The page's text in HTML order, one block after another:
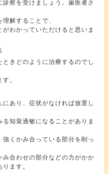
察を受けましょう。歯医者さ
解することで、
わかっていただけると思いま
きどのように治療するのでし
。
あり、症状がなければ放置し
知覚過敏になることがありま
くかみ合っている部分を削っ
み合わせの部分などの力がかか
ます。